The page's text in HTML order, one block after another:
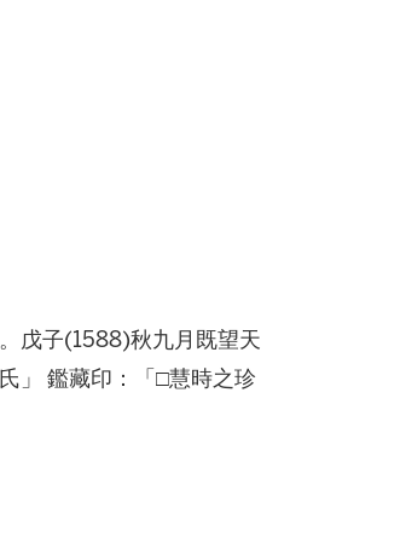
戊子(1588)秋九月既望天
」 鑑藏印：「□慧時之珍